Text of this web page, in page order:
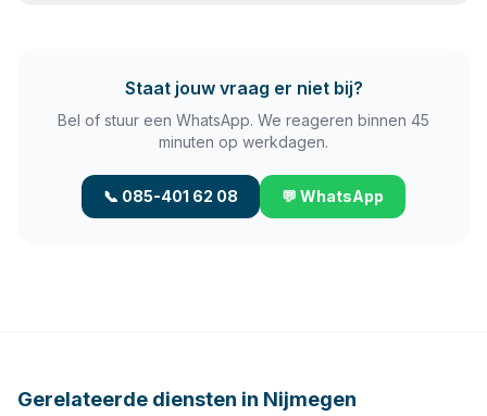
Staat jouw vraag er niet bij?
Bel of stuur een WhatsApp. We reageren binnen 45
minuten op werkdagen.
📞 085-401 62 08 💬 WhatsApp
Gerelateerde diensten in Nijmegen